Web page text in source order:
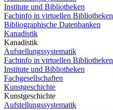
Institute und Bibliotheken
Fachinfo in virtuellen Bibliotheken
Bibliographische Datenbanken
Kanadistik
Kanadistik
Aufstellungssystematik
Fachinfo in virtuellen Bibliotheken
Institute und Bibliotheken
Fachgesellschaften
Kunstgeschichte
Kunstgeschichte
Aufstellungssystematik